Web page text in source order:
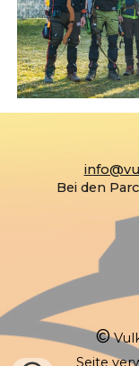
Bei den
©
Seite